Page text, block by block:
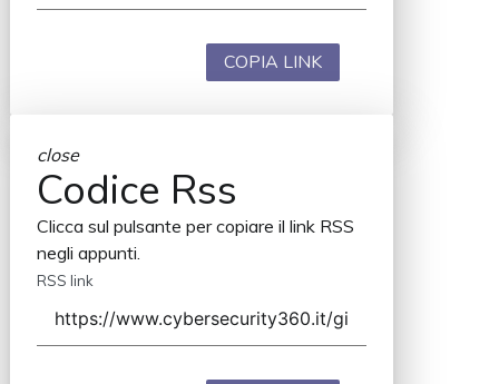
COPIA LINK
close
Codice Rss
Clicca sul pulsante per copiare il link RSS
negli appunti.
RSS link